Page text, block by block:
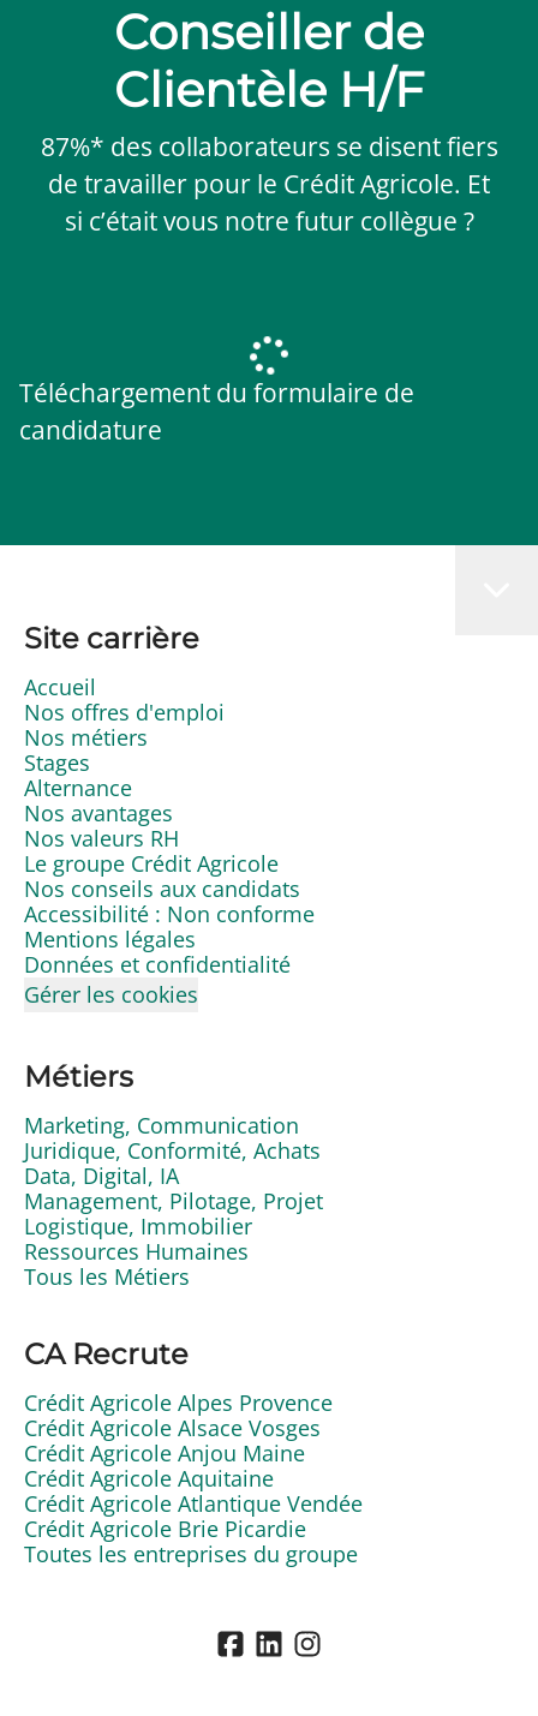
Conseiller de
Clientèle H/F
87%* des collaborateurs se disent fiers
de travailler pour le Crédit Agricole. Et
si c’était vous notre futur collègue ?
Téléchargement du formulaire de
candidature
Site carrière
Accueil
Nos offres d'emploi
Nos métiers
Stages
Alternance
Nos avantages
Nos valeurs RH
Le groupe Crédit Agricole
Nos conseils aux candidats
Accessibilité : Non conforme
Mentions légales
Données et confidentialité
Gérer les cookies
Métiers
Marketing, Communication
Juridique, Conformité, Achats
Data, Digital, IA
Management, Pilotage, Projet
Logistique, Immobilier
Ressources Humaines
Tous les Métiers
CA Recrute
Crédit Agricole Alpes Provence
Crédit Agricole Alsace Vosges
Crédit Agricole Anjou Maine
Crédit Agricole Aquitaine
Crédit Agricole Atlantique Vendée
Crédit Agricole Brie Picardie
Toutes les entreprises du groupe